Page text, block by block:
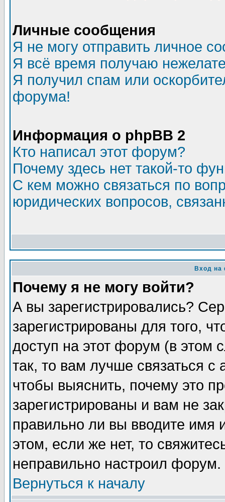
Личные сообщения
Я не могу отправить личное
Я всё время получаю
Я получил спам или
форума!
Информация о phpBB 2
Кто написал этот форум?
Почему здесь нет такой-то
С кем можно связаться по
юридических вопросов,
Вход на
Почему я не могу войти?
А вы зарегистрировались?
зарегистрированы для того,
доступ на этот форум (в этом
так, то вам лучше связаться
чтобы выяснить, почему это
зарегистрированы и вам не
правильно ли вы вводите
этом, если же нет, то
неправильно настроил форум.
Вернуться к началу